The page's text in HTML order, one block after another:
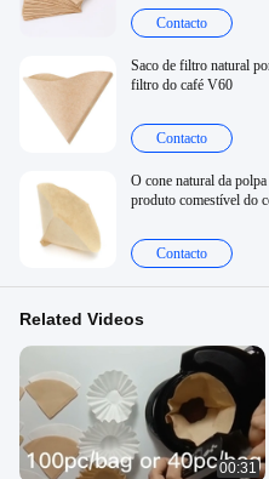
Contacto
Saco de filtro natural
filtro do café V60
Contacto
O cone natural da
produto comestível do
Contacto
Related Videos
00:31